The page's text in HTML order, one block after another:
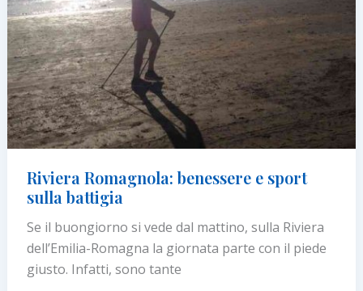
salute”
Riviera Romagnola: benessere e sport
sulla battigia
Se il buongiorno si vede dal mattino, sulla Riviera
dell’Emilia-Romagna la giornata parte con il piede
giusto. Infatti, sono tante